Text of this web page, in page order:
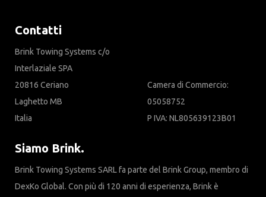
Contatti
Brink Towing Systems c/o
Interlaziale SPA
20816 Ceriano
Laghetto MB
Italia
Camera di Commercio:
05058752
P IVA: NL805639123B01
Siamo Brink.
Brink Towing Systems SARL fa parte del Brink Group, membro di
DexKo Global. Con più di 120 anni di esperienza, Brink è